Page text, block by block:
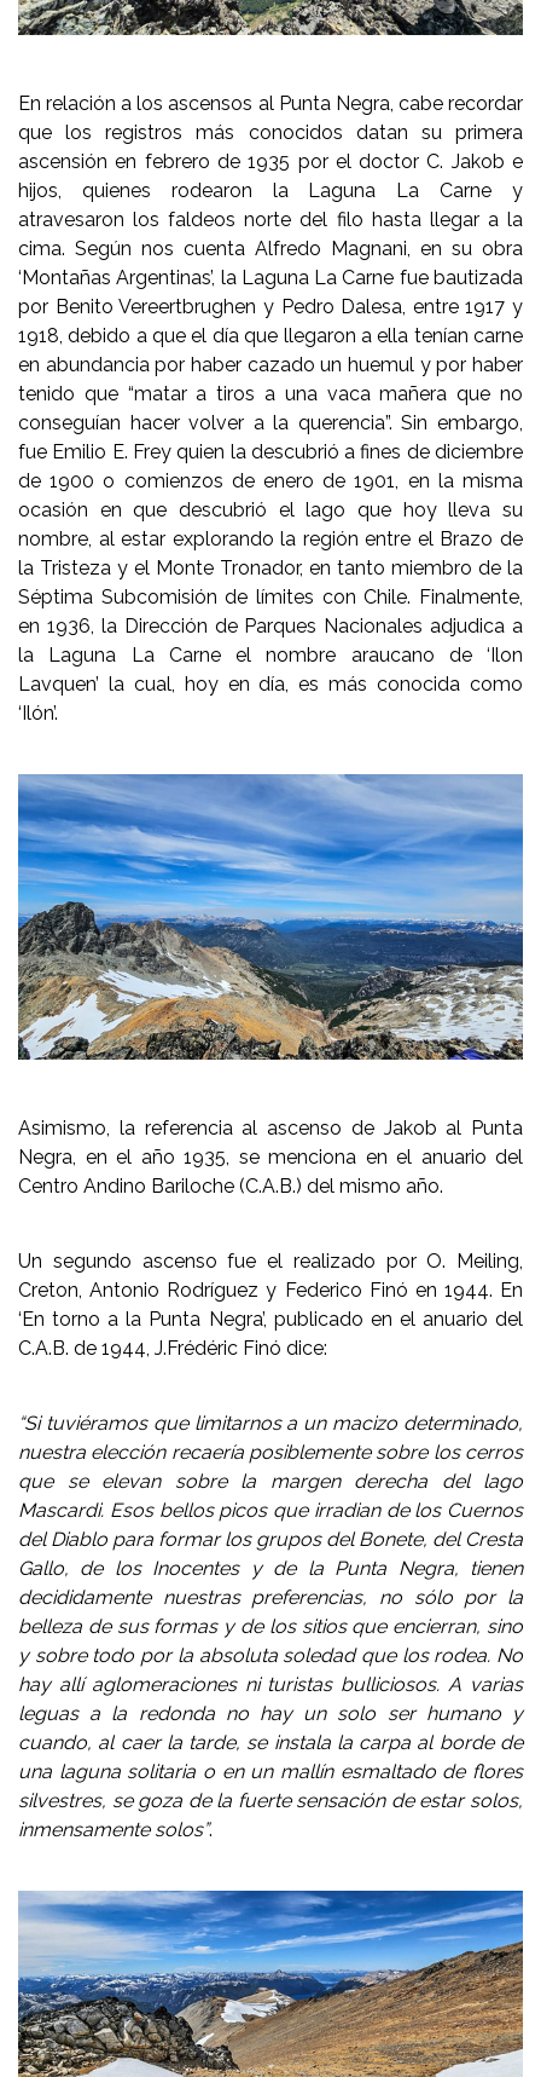
En relación a los ascensos al Punta Negra, cabe recordar
que los registros más conocidos datan su primera
ascensión en febrero de 1935 por el doctor C. Jakob e
hijos, quienes rodearon la Laguna La Carne y
atravesaron los faldeos norte del filo hasta llegar a la
cima. Según nos cuenta Alfredo Magnani, en su obra
‘Montañas Argentinas’, la Laguna La Carne fue bautizada
por Benito Vereertbrughen y Pedro Dalesa, entre 1917 y
1918, debido a que el día que llegaron a ella tenían carne
en abundancia por haber cazado un huemul y por haber
tenido que “matar a tiros a una vaca mañera que no
conseguían hacer volver a la querencia”. Sin embargo,
fue Emilio E. Frey quien la descubrió a fines de diciembre
de 1900 o comienzos de enero de 1901, en la misma
ocasión en que descubrió el lago que hoy lleva su
nombre, al estar explorando la región entre el Brazo de
la Tristeza y el Monte Tronador, en tanto miembro de la
Séptima Subcomisión de límites con Chile. Finalmente,
en 1936, la Dirección de Parques Nacionales adjudica a
la Laguna La Carne el nombre araucano de ‘Ilon
Lavquen’ la cual, hoy en día, es más conocida como
‘Ilón’.
Asimismo, la referencia al ascenso de Jakob al Punta
Negra, en el año 1935, se menciona en el anuario del
Centro Andino Bariloche (C.A.B.) del mismo año.
Un segundo ascenso fue el realizado por O. Meiling,
Creton, Antonio Rodríguez y Federico Finó en 1944. En
‘En torno a la Punta Negra’, publicado en el anuario del
C.A.B. de 1944, J.Frédéric Finó dice:
“Si tuviéramos que limitarnos a un macizo determinado,
nuestra elección recaería posiblemente sobre los cerros
que se elevan sobre la margen derecha del lago
Mascardi. Esos bellos picos que irradian de los Cuernos
del Diablo para formar los grupos del Bonete, del Cresta
Gallo, de los Inocentes y de la Punta Negra, tienen
decididamente nuestras preferencias, no sólo por la
belleza de sus formas y de los sitios que encierran, sino
y sobre todo por la absoluta soledad que los rodea. No
hay allí aglomeraciones ni turistas bulliciosos. A varias
leguas a la redonda no hay un solo ser humano y
cuando, al caer la tarde, se instala la carpa al borde de
una laguna solitaria o en un mallín esmaltado de flores
silvestres, se goza de la fuerte sensación de estar solos,
inmensamente solos”.